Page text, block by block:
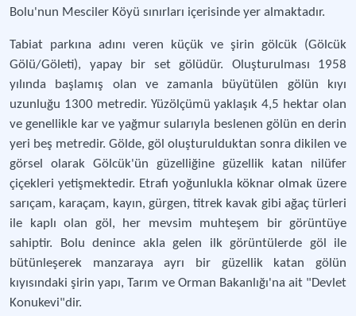
Bolu'nun Mesciler Köyü sınırları içerisinde yer almaktadır.
Tabiat parkına adını veren küçük ve şirin gölcük (Gölcük
Gölü/Göleti), yapay bir set gölüdür. Oluşturulması 1958
yılında başlamış olan ve zamanla büyütülen gölün kıyı
uzunluğu 1300 metredir. Yüzölçümü yaklaşık 4,5 hektar olan
ve genellikle kar ve yağmur sularıyla beslenen gölün en derin
yeri beş metredir. Gölde, göl oluşturulduktan sonra dikilen ve
görsel olarak Gölcük'ün güzelliğine güzellik katan nilüfer
çiçekleri yetişmektedir. Etrafı yoğunlukla köknar olmak üzere
sarıçam, karaçam, kayın, gürgen, titrek kavak gibi ağaç türleri
ile kaplı olan göl, her mevsim muhteşem bir görüntüye
sahiptir. Bolu denince akla gelen ilk görüntülerde göl ile
bütünleşerek manzaraya ayrı bir güzellik katan gölün
kıyısındaki şirin yapı, Tarım ve Orman Bakanlığı'na ait "Devlet
Konukevi"dir.